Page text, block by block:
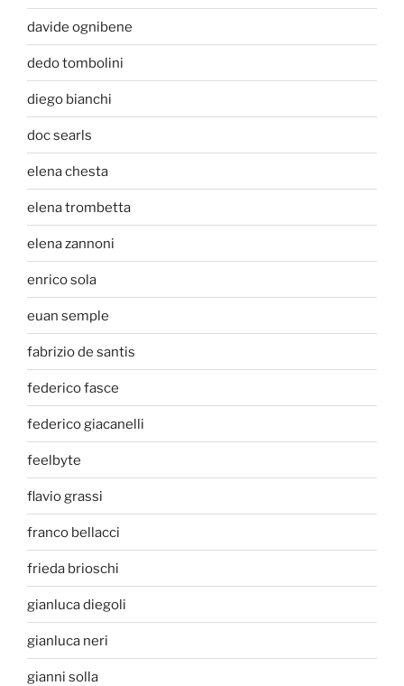
davide ognibene
dedo tombolini
diego bianchi
doc searls
elena chesta
elena trombetta
elena zannoni
enrico sola
euan semple
fabrizio de santis
federico fasce
federico giacanelli
feelbyte
flavio grassi
franco bellacci
frieda brioschi
gianluca diegoli
gianluca neri
gianni solla